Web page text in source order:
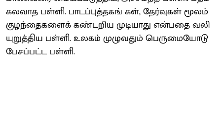
கலவாத பள்ளி. பாடப்புத்தகங் கள், தேர்வுகள் மூலம்
குழந்தைகளைக் கண்டறிய முடியாது என்பதை வலி
யுறுத்திய பள்ளி. உலகம் முழுவதும் பெருமையோடு
பேசப்பட்ட பள்ளி.